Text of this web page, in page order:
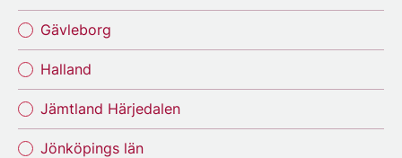
Gävleborg
Halland
Jämtland Härjedalen
Jönköpings län